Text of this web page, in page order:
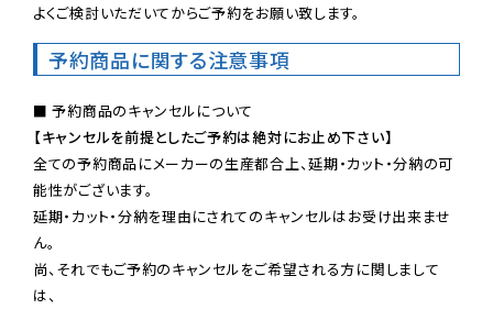
よくご検討いただいてからご予約をお願い致します。
予約商品に関する注意事項
【キャンセルを前提としたご予約は絶対にお止め下さい】
全ての予約商品にメーカーの生産都合上、延期・カット・分納の可
能性がございます。
延期・カット・分納を理由にされてのキャンセルはお受け出来ませ
ん。
尚、それでもご予約のキャンセルをご希望される方に関しまして
は、